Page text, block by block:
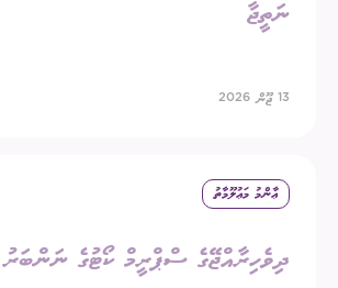
ނަތީޖާ
13 ޖޫން 2026
ޢާންމު މަޢުލޫމާތު
ދިވެހިރާއްޖޭގެ ސްޕްރީމް ކޯޓުގެ ނަންބަރު